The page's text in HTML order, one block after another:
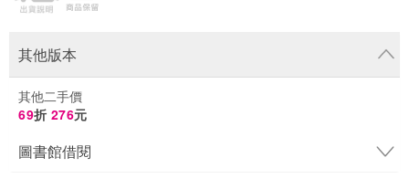
其他版本
其他二手價
69折 276元
圖書館借閱